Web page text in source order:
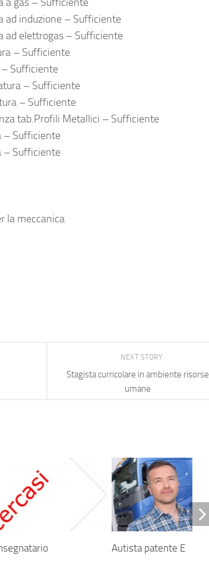
ad induzione – Sufficiente
ad elettrogas – Sufficiente
– Sufficiente
Sufficiente
– Sufficiente
– Sufficiente
tab.Profili Metallici – Sufficiente
– Sufficiente
– Sufficiente
la meccanica
NEXT STORY
Stagista curricolare in ambiente risorse
umane
Autista patente E